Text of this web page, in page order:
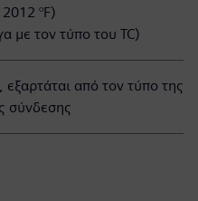
°F)
με τον τύπο του TC)
εξαρτάται από τον τύπο της
σύνδεσης